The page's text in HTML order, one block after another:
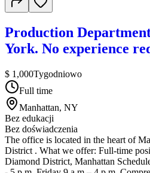
Production
York. No experience
$ 1,000Tygodniowo
Full time
Manhattan, NY
Bez edukacji
Bez doświadczenia
The office is located in the heart of
District . What we offer: Full-time
Diamond District, Manhattan